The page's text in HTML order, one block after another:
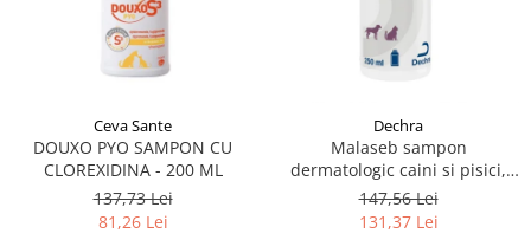
Ceva Sante
DOUXO PYO SAMPON CU
CLOREXIDINA - 200 ML
137,73 Lei
81,26 Lei
Dechra
Malaseb sampon
dermatologic caini si pisici,
250 ml
147,56 Lei
131,37 Lei